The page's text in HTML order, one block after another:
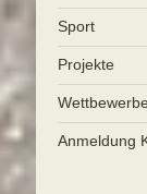
Sport
Projekte
Wettbewerbe
Anmeldung